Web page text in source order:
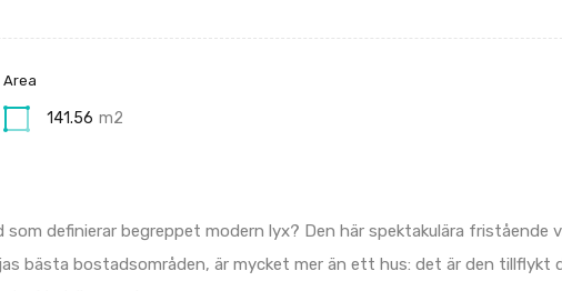
Area
141.56 m2
definierar begreppet modern lyx? Den här spektakulära fristående
bästa bostadsområden, är mycket mer än ett hus: det är den tillflykt